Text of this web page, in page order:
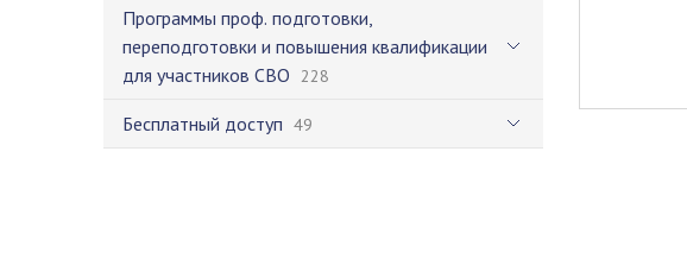
Программы проф. подготовки,
переподготовки и повышения квалификации
для участников СВО 228
Бесплатный доступ 49